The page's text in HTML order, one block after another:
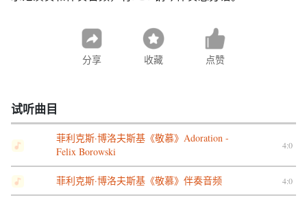
分享 收藏 点赞
试听曲目
菲利克斯·博洛夫斯基《敬慕》Adoration -
Felix Borowski
4:0
菲利克斯·博洛夫斯基《敬慕》伴奏音频 4:0